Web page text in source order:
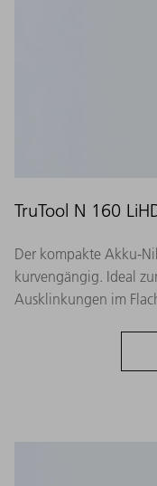
TruTool N 160
Der kompakte Akku-
kurvengängig. Ideal
Ausklinkungen im